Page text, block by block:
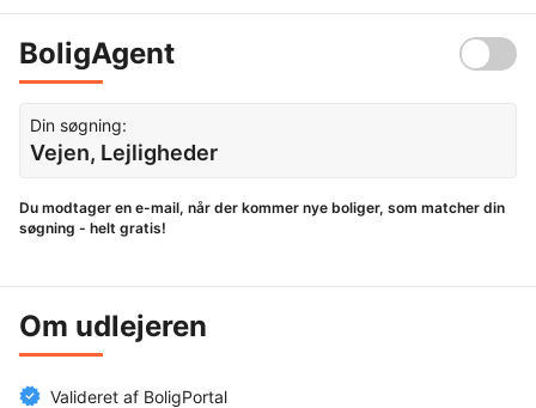
BoligAgent
Din søgning:
Vejen, Lejligheder
Du modtager en e-mail, når der kommer nye boliger, som matcher din
søgning - helt gratis!
Om udlejeren
Valideret af BoligPortal